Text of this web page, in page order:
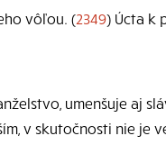
vôľou. (2349) Úcta k
umenšuje aj
v skutočnosti nie je